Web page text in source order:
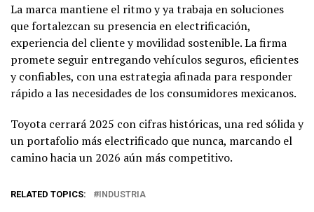
La marca mantiene el ritmo y ya trabaja en soluciones
que fortalezcan su presencia en electrificación,
experiencia del cliente y movilidad sostenible. La firma
promete seguir entregando vehículos seguros, eficientes
y confiables, con una estrategia afinada para responder
rápido a las necesidades de los consumidores mexicanos.
Toyota cerrará 2025 con cifras históricas, una red sólida y
un portafolio más electrificado que nunca, marcando el
camino hacia un 2026 aún más competitivo.
RELATED TOPICS: INDUSTRIA